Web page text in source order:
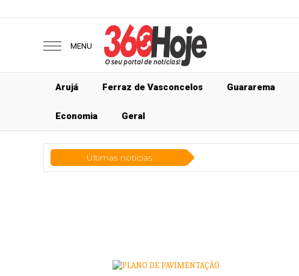
MENU
Arujá Ferraz de Vasconcelos Guararema
Economia Geral
Últimas notícias